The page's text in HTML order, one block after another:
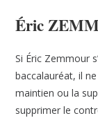
Éric
Si Éric Zemmour
baccalauréat, il
maintien ou la
supprimer le